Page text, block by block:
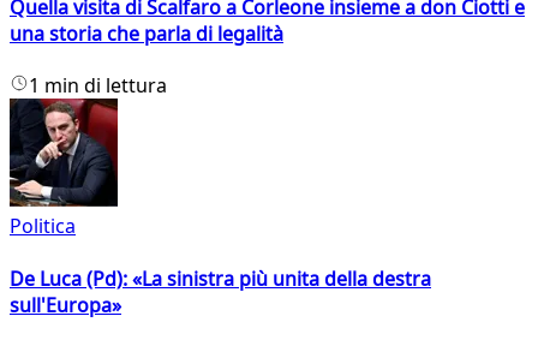
Quella visita di Scalfaro a Corleone insieme a don Ciotti e
una storia che parla di legalità
1 min di lettura
Politica
De Luca (Pd): «La sinistra più unita della destra
sull'Europa»